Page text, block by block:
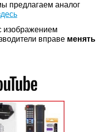
предлагаем аналог
изображением
вправе менять